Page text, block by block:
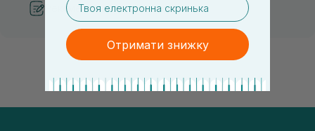
Рекомендации от косметологов
Отримати знижку